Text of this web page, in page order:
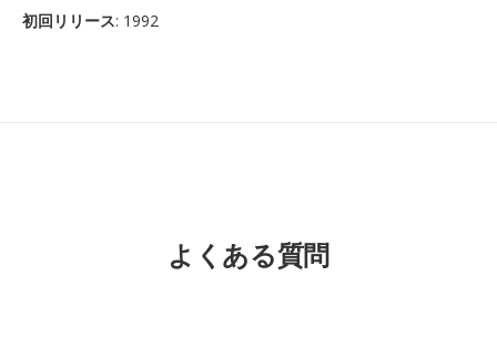
初回リリース: 1992
よくある質問